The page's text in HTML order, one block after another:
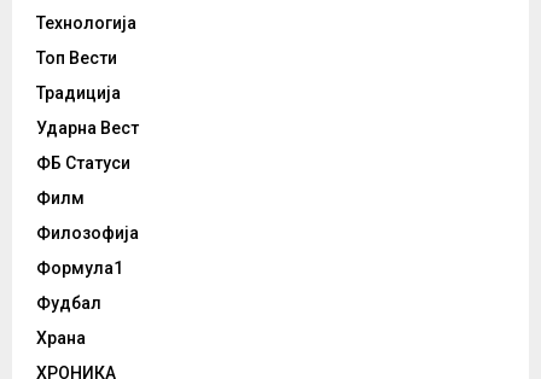
Технологија
Топ Вести
Традиција
Ударна Вест
ФБ Статуси
Филм
Филозофија
Формула1
Фудбал
Храна
ХРОНИКА